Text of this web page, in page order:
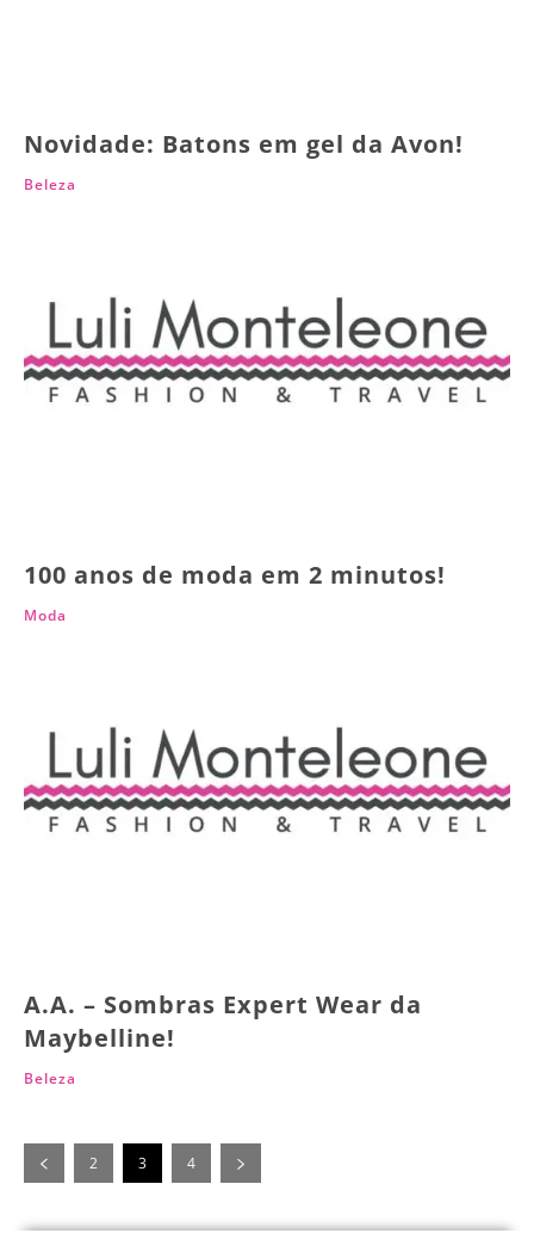
Novidade: Batons em gel da Avon!
Beleza
100 anos de moda em 2 minutos!
Moda
A.A. – Sombras Expert Wear da
Maybelline!
Beleza
2 3 4